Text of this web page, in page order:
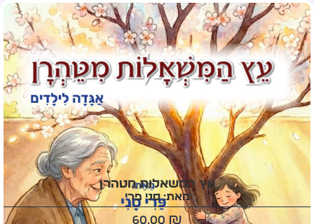
עץ המשאלות מטהרן
מאת: סני פרי
60.00₪